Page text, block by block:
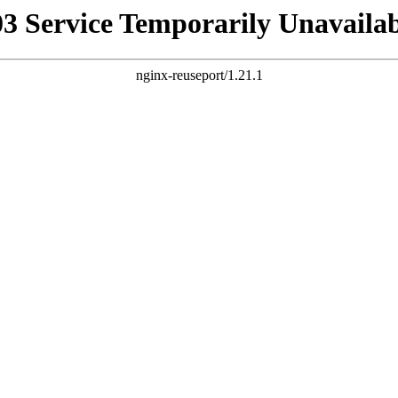
Service Temporarily
nginx-reuseport/1.21.1